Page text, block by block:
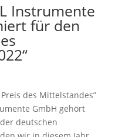
Instrumente
für den
des Mittelstandes”
GmbH gehört
deutschen